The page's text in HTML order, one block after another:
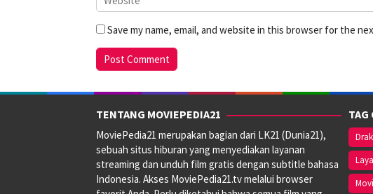
Save my name, email, and website in this browser for the
TENTANG MOVIEPEDIA21
MoviePedia21 merupakan bagian dari LK21 (Dunia21),
sebuah situs hiburan yang menyediakan layanan
streaming dan unduh film gratis dengan subtitle bahasa
Indonesia. Akses MoviePedia21.tv melalui browser
TAG